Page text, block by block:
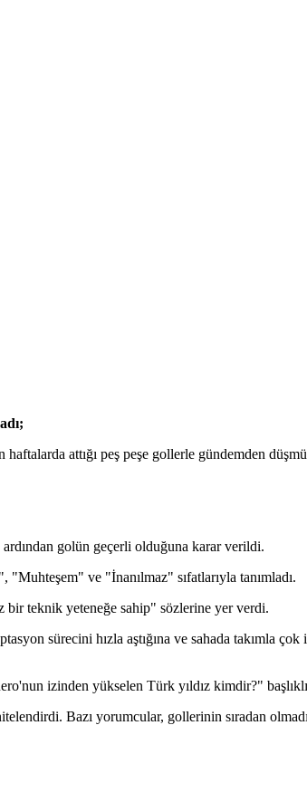
attığı peş peşe gollerle gündemden
golün geçerli olduğuna karar verildi.
ve "İnanılmaz" sıfatlarıyla tanımladı.
teknik yeteneğe sahip" sözlerine yer verdi.
sürecini hızla aştığına ve sahada takımla
izinden yükselen Türk yıldız kimdir?"
Bazı yorumcular, gollerinin sıradan